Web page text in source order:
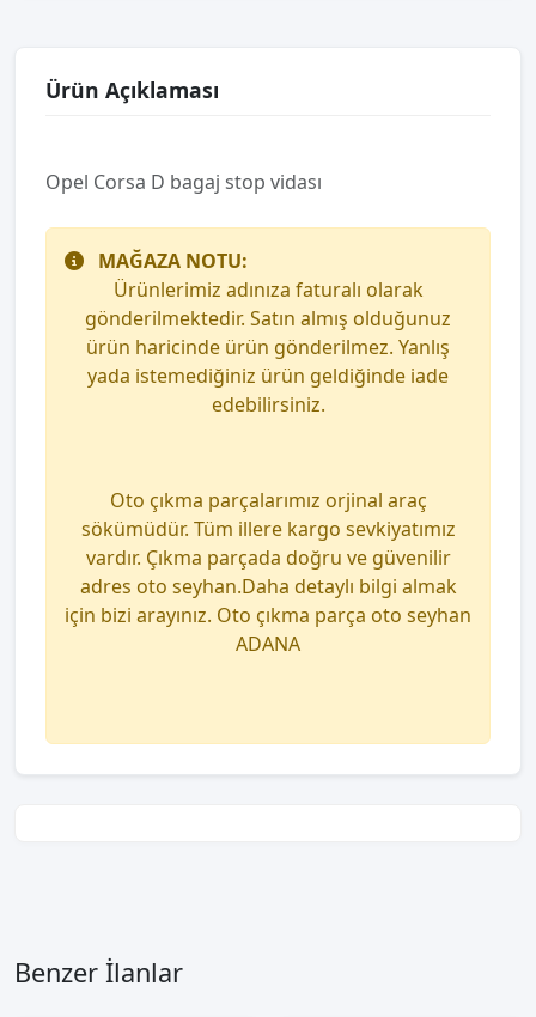
Ürün Açıklaması
Opel Corsa D bagaj stop vidası
MAĞAZA NOTU:
Ürünlerimiz adınıza faturalı olarak
gönderilmektedir. Satın almış olduğunuz
ürün haricinde ürün gönderilmez. Yanlış
yada istemediğiniz ürün geldiğinde iade
edebilirsiniz.
Oto çıkma parçalarımız orjinal araç
sökümüdür. Tüm illere kargo sevkiyatımız
vardır. Çıkma parçada doğru ve güvenilir
adres oto seyhan.Daha detaylı bilgi almak
için bizi arayınız. Oto çıkma parça oto seyhan
ADANA
Benzer İlanlar